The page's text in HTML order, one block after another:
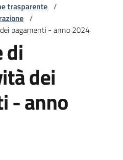
trasparente /
/
pagamenti - anno 2024
di
dei
- anno